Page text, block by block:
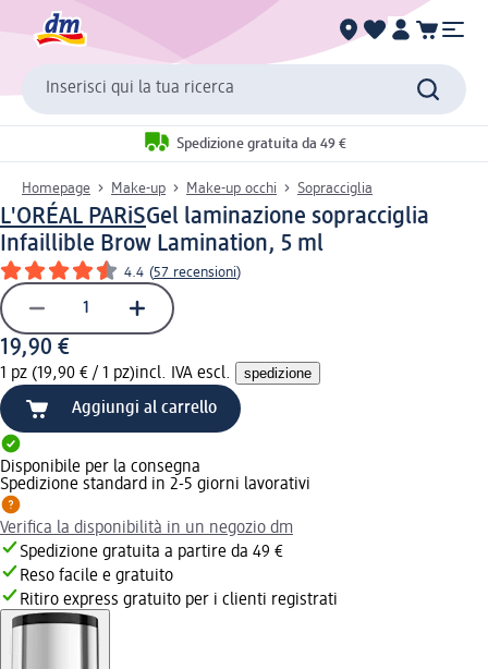
Inserisci qui la tua ricerca
Spedizione gratuita da 49 €
Homepage Make-up Make-up occhi Sopracciglia
L'ORÉAL PARiSGel laminazione sopracciglia
Infaillible Brow Lamination, 5 ml
4.4 (57 recensioni)
19,90 €
1 pz (19,90 € / 1 pz)incl. IVA escl. spedizione
Aggiungi al carrello
Disponibile per la consegna
Spedizione standard in 2-5 giorni lavorativi
Verifica la disponibilità in un negozio dm
Spedizione gratuita a partire da 49 €
Reso facile e gratuito
Ritiro express gratuito per i clienti registrati